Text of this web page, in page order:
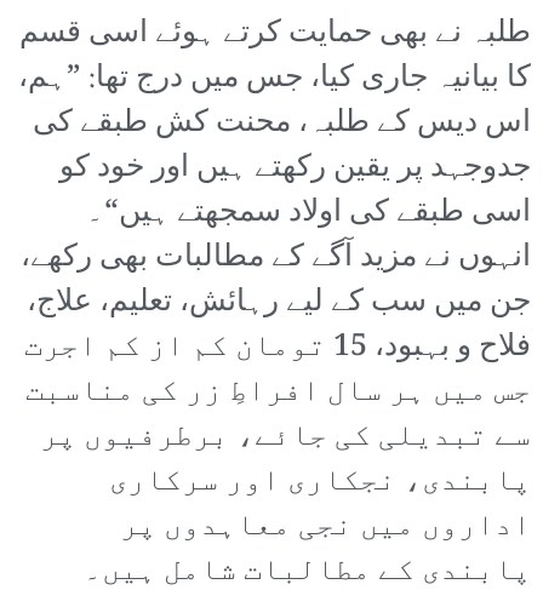
طلبہ نے بھی حمایت کرتے ہوئے اسی قسم
کا بیانیہ جاری کیا، جس میں درج تھا: ”ہم،
اس دیس کے طلبہ، محنت کش طبقے کی
جدوجہد پر یقین رکھتے ہیں اور خود کو
اسی طبقے کی اولاد سمجھتے ہیں“۔
انہوں نے مزید آگے کے مطالبات بھی رکھے،
جن میں سب کے لیے رہائش، تعلیم، علاج،
فلاح و بہبود، 15 تومان کم از کم اجرت
جس میں ہر سال افراطِ زر کی مناسبت
سے تبدیلی کی جائے، برطرفیوں پر
پابندی، نجکاری اور سرکاری
اداروں میں نجی معاہدوں پر
پابندی کے مطالبات شامل ہیں۔